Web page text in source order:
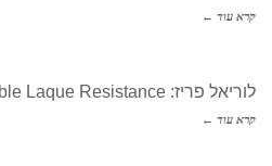
קרא עוד ←
לוריאל פריז: Infallible Laque Resistance
קרא עוד ←